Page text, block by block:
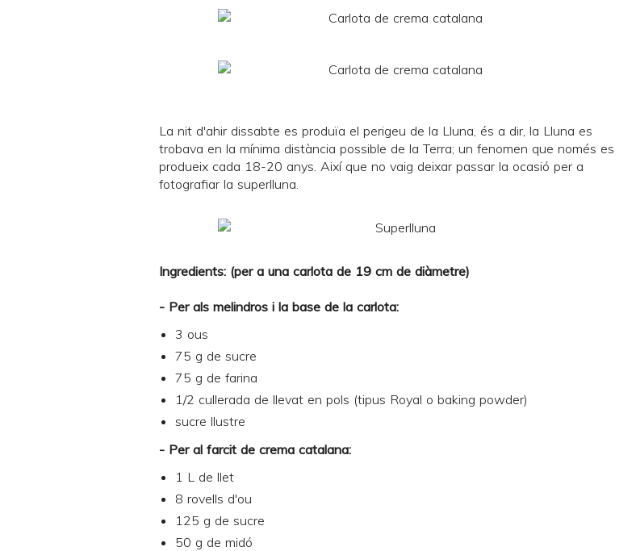
La nit d'ahir dissabte es produïa el perigeu de la Lluna, és a dir, la Lluna es
trobava en la mínima distància possible de la Terra; un fenomen que només es
produeix cada 18-20 anys. Així que no vaig deixar passar la ocasió per a
fotografiar la superlluna.
Ingredients: (per a una carlota de 19 cm de diàmetre)
- Per als melindros i la base de la carlota:
3 ous
75 g de sucre
75 g de farina
1/2 cullerada de llevat en pols (tipus Royal o baking powder)
sucre llustre
- Per al farcit de crema catalana:
1 L de llet
8 rovells d'ou
125 g de sucre
50 g de midó